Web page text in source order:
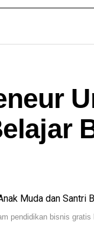
pendidikan bisnis